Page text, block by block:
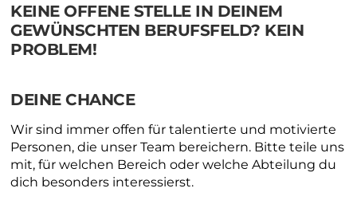
KEINE OFFENE STELLE IN DEINEM
GEWÜNSCHTEN BERUFSFELD? KEIN
PROBLEM!
DEINE CHANCE
Wir sind immer offen für talentierte und motivierte
Personen, die unser Team bereichern. Bitte teile uns
mit, für welchen Bereich oder welche Abteilung du
dich besonders interessierst.